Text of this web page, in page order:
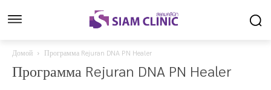
Домой Программа Rejuran DNA PN Healer
Программа Rejuran DNA PN Healer